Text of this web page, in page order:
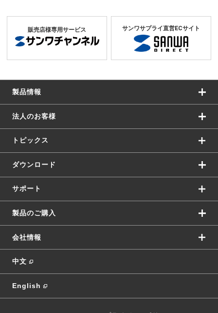
販売店様専用サービス サンワサプライ直営ECサイト
製品情報
法人のお客様
トピックス
ダウンロード
サポート
製品のご購入
会社情報
中文
English